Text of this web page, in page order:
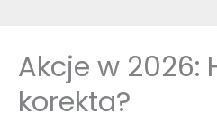
Akcje w 2026:
korekta?